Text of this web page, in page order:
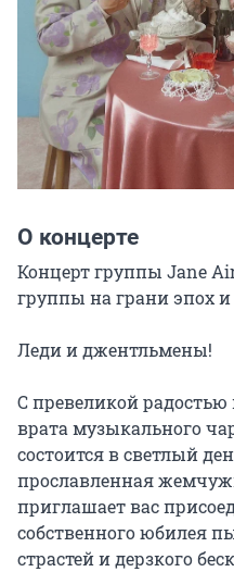
О концерте
Концерт группы Jane
группы на грани эпох
Леди и джентльмены!
С превеликой
врата музыкального
состоится в светлый
прославленная
приглашает вас
собственного юбилея
страстей и дерзкого